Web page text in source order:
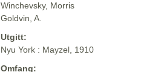
Winchevsky, Morris
Goldvin, A.
Utgitt:
Nyu York : Mayzel, 1910
Omfang: